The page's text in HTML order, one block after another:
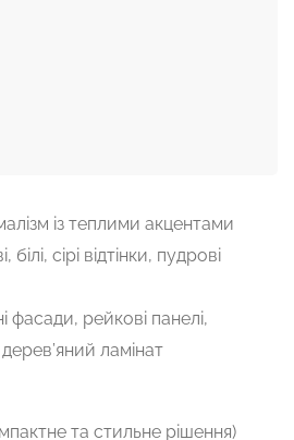
із теплими акцентами
сірі відтінки, пудрові
фасади, рейкові панелі,
ламінат
та стильне рішення)